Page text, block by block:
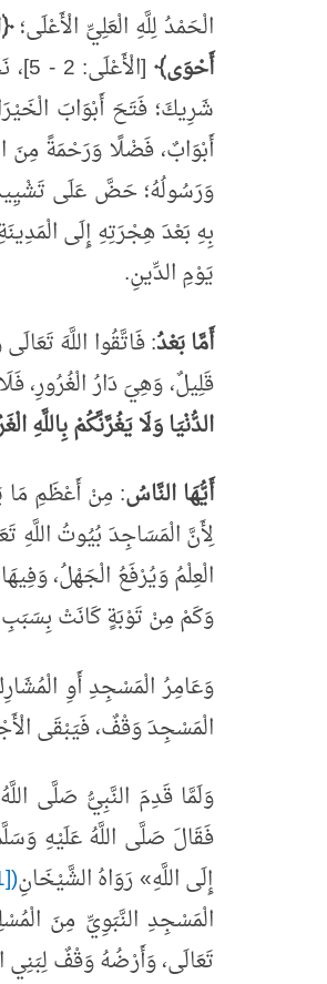
الْحَمْدُ لِلَّهِ الْعَلِيِّ الْأَعْلَى؛
أَحْوَى﴾
شَرِيكَ؛ فَتَحَ أَبْوَابَ
أَبْوَابٌ، فَضْلًا وَرَحْمَةً مِنَ
وَرَسُولُهُ؛ حَضَّ عَلَى تَشْيِيدِ
بِهِ بَعْدَ هِجْرَتِهِ إِلَى
يَوْمِ الدِّينِ.
أَمَّا بَعْدُ: فَاتَّقُوا اللَّهَ
قَلِيلٌ، وَهِيَ دَارُ الْغُرُورِ،
الدُّنْيَا وَلَا يَغُرَّنَّكُمْ بِاللَّهِ
أَيُّهَا النَّاسُ: مِنْ أَعْظَمِ مَا
لِأَنَّ الْمَسَاجِدَ بُيُوتُ اللَّهِ
الْعِلْمُ وَيُرْفَعُ الْجَهْلُ،
وَكَمْ مِنْ تَوْبَةٍ كَانَتْ بِسَبَبِ
وَعَامِرُ الْمَسْجِدِ أَوِ
الْمَسْجِدَ وَقْفٌ، فَيَبْقَى
وَلَمَّا قَدِمَ النَّبِيُّ صَلَّى
فَقَالَ صَلَّى اللَّهُ عَلَيْهِ
إِلَى اللَّهِ»رَوَاهُ الشَّيْخَانِ([1])
الْمَسْجِدِ النَّبَوِيِّ مِنَ
تَعَالَى، وَأَرْضُهُ وَقْفٌ لِبَنِي